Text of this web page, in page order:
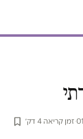
·זמן קריאה 4 דק׳